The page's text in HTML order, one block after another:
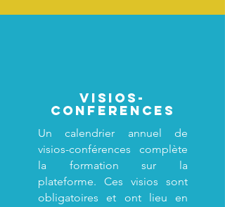
Visios-
conferences
Un calendrier annuel de
visios-conférences complète
la formation sur la
plateforme. Ces visios sont
obligatoires et ont lieu en